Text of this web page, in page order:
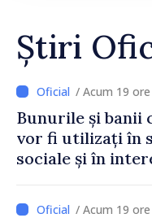
Știri
/ Acum 19 ore
Bunurile și banii
vor fi utilizați în
sociale și în
/ Acum 19 ore